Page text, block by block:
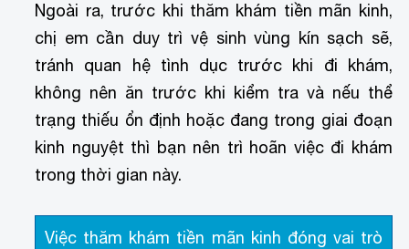
Ngoài ra, trước khi thăm khám tiền mãn kinh,
chị em cần duy trì vệ sinh vùng kín sạch sẽ,
tránh quan hệ tình dục trước khi đi khám,
không nên ăn trước khi kiểm tra và nếu thể
trạng thiếu ổn định hoặc đang trong giai đoạn
kinh nguyệt thì bạn nên trì hoãn việc đi khám
trong thời gian này.
Việc thăm khám tiền mãn kinh đóng vai trò